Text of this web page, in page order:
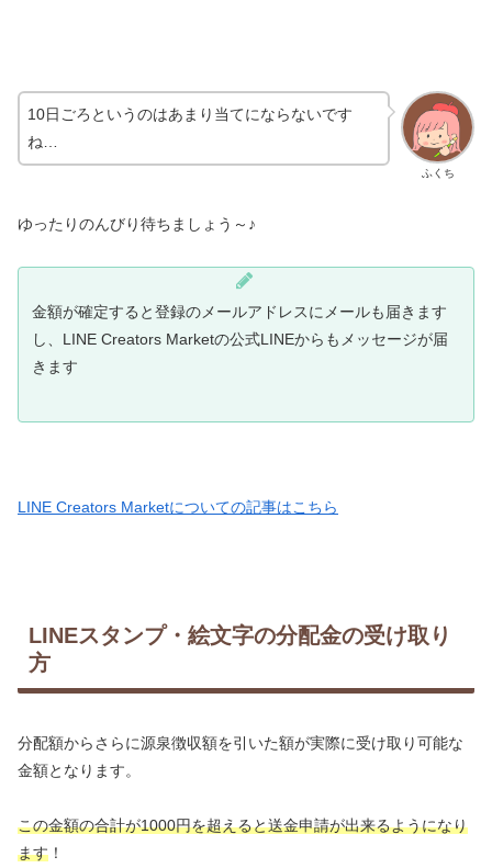
ふくち
10日ごろというのはあまり当てにならないです
ね…
ゆったりのんびり待ちましょう～♪
金額が確定すると登録のメールアドレスにメールも届きます
し、LINE Creators Marketの公式LINEからもメッセージが届
きます
LINE Creators Marketについての記事はこちら
LINEスタンプ・絵文字の分配金の受け取り
方
分配額からさらに源泉徴収額を引いた額が実際に受け取り可能な
金額となります。
この金額の合計が1000円を超えると送金申請が出来るようになり
ます ！